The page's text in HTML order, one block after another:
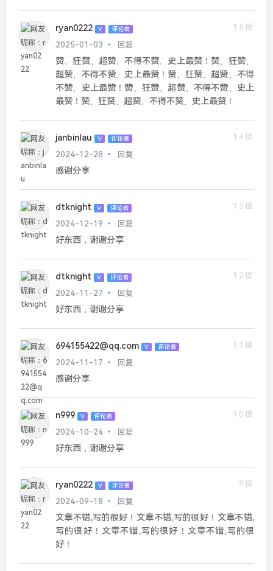
ryan0222 V 评论者
15楼
2025-01-03
回复
赞、狂赞、超赞、不得不赞、史上最赞！赞、狂赞、
超赞、不得不赞、史上最赞！赞、狂赞、超赞、不得
不赞、史上最赞！赞、狂赞、超赞、不得不赞、史上
最赞！赞、狂赞、超赞、不得不赞、史上最赞！
janbinlau V 评论者
14楼
2024-12-28
回复
感谢分享
dtknight V 评论者
13楼
2024-12-19
回复
好东西，谢谢分享
dtknight V 评论者
12楼
2024-11-27
回复
好东西，谢谢分享
694155422@qq.com V 评论者
11楼
2024-11-17
回复
感谢分享
n999 V 评论者
10楼
2024-10-24
回复
好东西，谢谢分享
ryan0222 V 评论者
9楼
2024-09-18
回复
文章不错,写的很好！文章不错,写的很好！文章不错,
写的很好！文章不错,写的很好！文章不错,写的很
好！